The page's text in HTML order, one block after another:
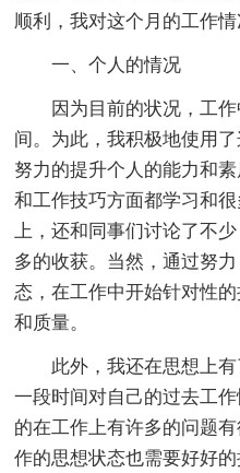
顺利，我对这个月的工作情
一、个人的情况
因为目前的状况，工
间。为此，我积极地使用
努力的提升个人的能力和
和工作技巧方面都学习和
上，还和同事们讨论了不
多的收获。当然，通过努
态，在工作中开始针对性
和质量。
此外，我还在思想上
一段时间对自己的过去工
的在工作上有许多的问题
作的思想状态也需要好好